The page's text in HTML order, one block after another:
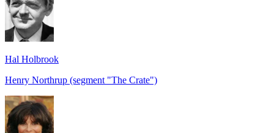
Hal Holbrook
Henry Northrup (segment "The Crate")